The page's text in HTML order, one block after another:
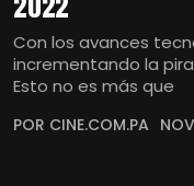
Con los avances
incrementando la
Esto no es más que
POR CINE.COM.PA